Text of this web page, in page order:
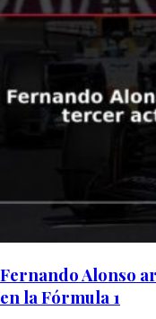
Fernando Alonso
en la Fórmula 1